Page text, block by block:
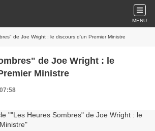
MENU
de Joe Wright : le discours d'un Premier Ministre
de Joe Wright : le
Ministre